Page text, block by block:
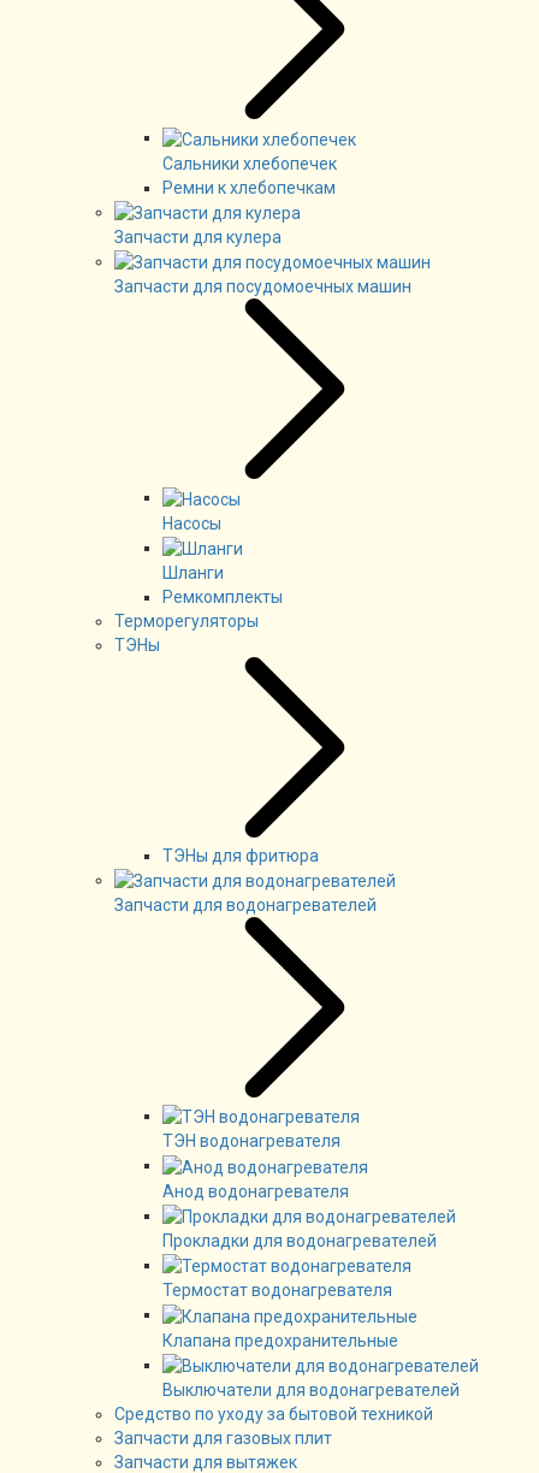
Сальники хлебопечек
Ремни к хлебопечкам
Запчасти для кулера
Запчасти для посудомоечных машин
Насосы
Шланги
Ремкомплекты
Терморегуляторы
ТЭНы
ТЭНы для фритюра
Запчасти для водонагревателей
ТЭН водонагревателя
Анод водонагревателя
Прокладки для водонагревателей
Термостат водонагревателя
Клапана предохранительные
Выключатели для водонагревателей
Средство по уходу за бытовой техникой
Запчасти для газовых плит
Запчасти для вытяжек